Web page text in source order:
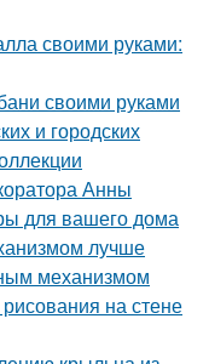
своими руками:
своими руками
и городских
Анны
для вашего дома
лучше
механизмом
на стене